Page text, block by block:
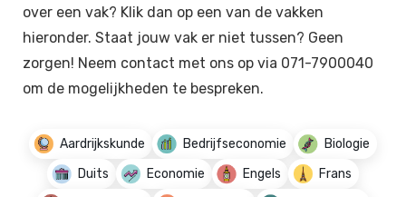
over een vak? Klik dan op een van de vakken
hieronder. Staat jouw vak er niet tussen? Geen
zorgen! Neem contact met ons op via 071-7900040
om de mogelijkheden te bespreken.
Aardrijkskunde Bedrijfseconomie
Biologie
Duits
Economie Engels
Frans